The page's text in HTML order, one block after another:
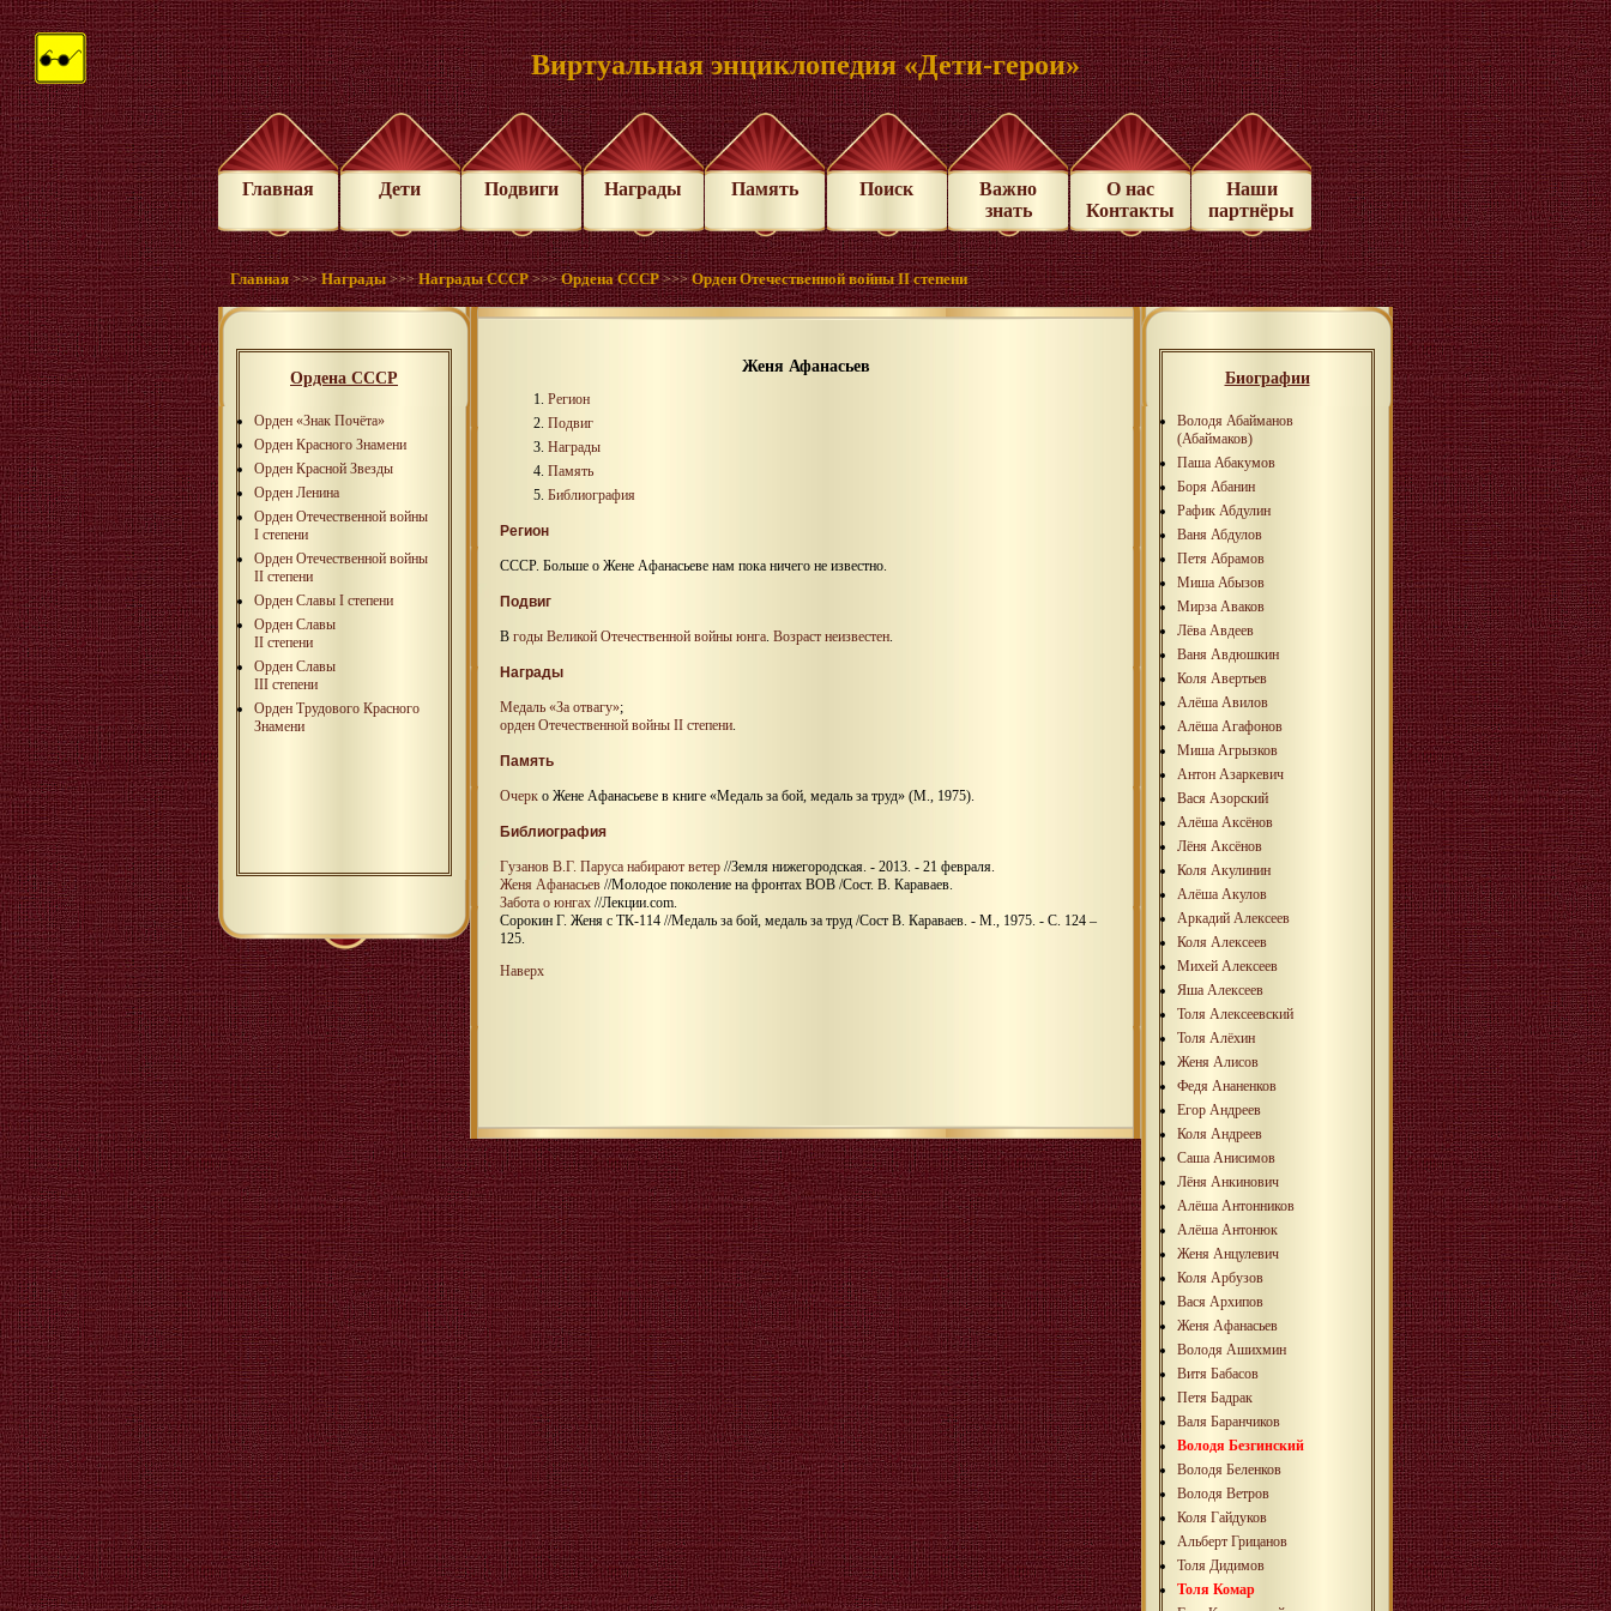
Виртуальная энциклопедия «Дети-герои»
Главная Дети Подвиги Награды Память Поиск
Важно
знать
О нас
Контакты
Наши
партнёры
Главная >>>Награды >>>Награды СССР >>>Ордена СССР >>>Орден Отечественной войны II степени
Ордена СССР
Орден «Знак Почёта»
Орден Красного Знамени
Орден Красной Звезды
Орден Ленина
Орден Отечественной войны
I степени
Орден Отечественной войны
II степени
Орден Славы I степени
Орден Славы
II степени
Орден Славы
III степени
Орден Трудового Красного
Знамени
Биографии
Володя Абайманов
(Абаймаков)
Паша Абакумов
Боря Абанин
Рафик Абдулин
Ваня Абдулов
Петя Абрамов
Миша Абызов
Мирза Аваков
Лёва Авдеев
Ваня Авдюшкин
Коля Авертьев
Алёша Авилов
Алёша Агафонов
Миша Агрызков
Антон Азаркевич
Вася Азорский
Алёша Аксёнов
Лёня Аксёнов
Коля Акулинин
Алёша Акулов
Аркадий Алексеев
Коля Алексеев
Михей Алексеев
Яша Алексеев
Толя Алексеевский
Толя Алёхин
Женя Алисов
Федя Ананенков
Егор Андреев
Коля Андреев
Саша Анисимов
Лёня Анкинович
Алёша Антонников
Алёша Антонюк
Женя Анцулевич
Коля Арбузов
Вася Архипов
Женя Афанасьев
Володя Ашихмин
Витя Бабасов
Петя Бадрак
Валя Баранчиков
Володя Безгинский
Володя Беленков
Володя Ветров
Коля Гайдуков
Альберт Грицанов
Толя Дидимов
Толя Комар
Женя Афанасьев
Регион
Подвиг
Награды
Память
Библиография
Регион
СССР. Больше о Жене Афанасьеве нам пока ничего не известно.
Подвиг
В годы Великой Отечественной войны юнга Возраст неизвестен
Награды
Медаль «За отвагу»;
орден Отечественной войны II степени
Память
Очерк о Жене Афанасьеве в книге «Медаль за бой, медаль за труд» (М., 1975).
Библиография
Гузанов В.Г. Паруса набирают ветер //Земля нижегородская. - 2013. - 21 февраля.
Женя Афанасьев //Молодое поколение на фронтах ВОВ /Сост. В. Караваев.
Забота о юнгах //Лекции.com.
Сорокин Г. Женя с ТК-114 //Медаль за бой, медаль за труд /Сост В. Караваев. - М., 1975. - С. 124 –
125.
Наверх